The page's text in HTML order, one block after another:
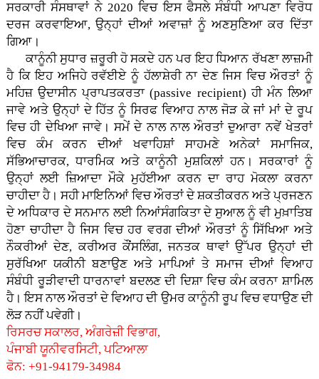
ਸਰਕਾਰੀ ਸੰਸਥਾਵਾਂ ਨੇ 2020 ਵਿਚ ਇਸ ਫੈਸਲੇ ਸੰਬੰਧੀ ਆਪਣਾ ਵਿਰੋਧ
ਦਰਜ ਕਰਵਾਇਆ, ਉਨ੍ਹਾਂ ਦੀਆਂ ਅਵਾਜ਼ਾਂ ਨੂੰ ਅਣਸੁਣਿਆ ਕਰ ਦਿੱਤਾ
ਗਿਆ।
ਕਾਨੂੰਨੀ ਸੁਧਾਰ ਜ਼ਰੂਰੀ ਹੋ ਸਕਦੇ ਹਨ ਪਰ ਇਹ ਧਿਆਨ ਰੱਖਣਾ ਲਾਜ਼ਮੀ
ਹੈ ਕਿ ਇਹ ਅਜਿਹੇ ਰਵੱਈਏ ਨੂੰ ਹੱਲਾਸ਼ੇਰੀ ਨਾ ਦੇਣ ਜਿਸ ਵਿਚ ਔਰਤਾਂ ਨੂੰ
ਮਹਿਜ਼ ਉਦਾਸੀਨ ਪ੍ਰਾਪਤਕਰਤਾ (passive recipient) ਹੀ ਮੰਨ ਲਿਆ
ਜਾਵੇ ਅਤੇ ਉਨ੍ਹਾਂ ਦੇ ਹਿੱਤ ਨੂੰ ਸਿਰਫ ਵਿਆਹ ਨਾਲ ਜੋੜ ਕੇ ਜਾਂ ਮਾਂ ਦੇ ਰੂਪ
ਵਿਚ ਹੀ ਦੇਖਿਆ ਜਾਵੇ। ਸਮੇਂ ਦੇ ਨਾਲ ਨਾਲ ਔਰਤਾਂ ਦੁਆਰਾ ਨਵੇਂ ਖੇਤਰਾਂ
ਵਿਚ ਕੰਮ ਕਰਨ ਦੀਆਂ ਖਵਾਹਿਸ਼ਾਂ ਸਾਹਮਣੇ ਅਨੇਕਾਂ ਸਮਾਜਿਕ,
ਸੱਭਿਆਚਾਰਕ, ਧਾਰਮਿਕ ਅਤੇ ਕਾਨੂੰਨੀ ਮੁਸ਼ਕਿਲਾਂ ਹਨ। ਸਰਕਾਰਾਂ ਨੂੰ
ਉਨ੍ਹਾਂ ਲਈ ਜ਼ਿਆਦਾ ਮੌਕੇ ਮੁਹੱਈਆ ਕਰਨ ਦਾ ਰਾਹ ਮੋਕਲਾ ਕਰਨਾ
ਚਾਹੀਦਾ ਹੈ। ਸਹੀ ਮਾਇਨਿਆਂ ਵਿਚ ਔਰਤਾਂ ਦੇ ਸ਼ਕਤੀਕਰਨ ਅਤੇ ਪ੍ਰਜਣਨ
ਦੇ ਅਧਿਕਾਰ ਦੇ ਸਨਮਾਨ ਲਈ ਨਿਆਂਸੰਗਕਿਤਾ ਦੇ ਸੁਆਲ ਨੂੰ ਵੀ ਮੁਖ਼ਾਤਿਬ
ਹੋਣਾ ਚਾਹੀਦਾ ਹੈ ਜਿਸ ਵਿਚ ਹਰ ਵਰਗ ਦੀਆਂ ਔਰਤਾਂ ਨੂੰ ਸਿੱਖਿਆ ਅਤੇ
ਨੌਕਰੀਆਂ ਦੇਣ, ਕਰੀਅਰ ਕੌਂਸਲਿੰਗ, ਜਨਤਕ ਥਾਵਾਂ ਉੱਪਰ ਉਨ੍ਹਾਂ ਦੀ
ਸੁਰੱਖਿਆ ਯਕੀਨੀ ਬਣਾਉਣ ਅਤੇ ਮਾਪਿਆਂ ਤੇ ਸਮਾਜ ਦੀਆਂ ਵਿਆਹ
ਸੰਬੰਧੀ ਰੂੜੀਵਾਦੀ ਧਾਰਨਾਵਾਂ ਬਦਲਣ ਦੀ ਦਿਸ਼ਾ ਵਿਚ ਕੰਮ ਕਰਨਾ ਸ਼ਾਮਿਲ
ਹੈ। ਇਸ ਨਾਲ ਔਰਤਾਂ ਦੇ ਵਿਆਹ ਦੀ ਉਮਰ ਕਾਨੂੰਨੀ ਰੂਪ ਵਿਚ ਵਧਾਉਣ ਦੀ
ਲੋੜ ਨਹੀਂ ਪਵੇਗੀ।
ਰਿਸਰਚ ਸਕਾਲਰ, ਅੰਗਰੇਜ਼ੀ ਵਿਭਾਗ,
ਪੰਜਾਬੀ ਯੂਨੀਵਰਸਿਟੀ, ਪਟਿਆਲਾ
ਫੋਨ: +91-94179-34984